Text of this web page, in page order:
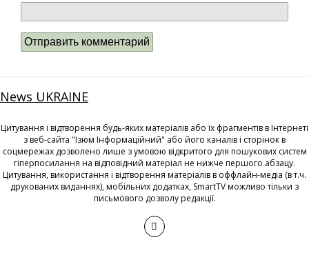
News UKRAINE
Цитування і відтворення будь-яких матеріалів або їх фрагментів в Інтернеті
з веб-сайта "Ізюм Інформаційний" або його каналів і сторінок в
соцмережах дозволено лише з умовою відкритого для пошукових систем
гіперпосилання на відповідний матеріал не нижче першого абзацу.
Цитування, використання і відтворення матеріалів в оффлайн-медіа (в т.ч.
друкованих виданнях), мобільних додатках, SmartTV можливо тільки з
письмового дозволу редакції.